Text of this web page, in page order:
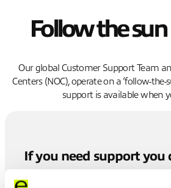
Follow the
Our global Customer Support Team
Centers (NOC), operate on a ‘follow-the-
support is available when
If you need support you